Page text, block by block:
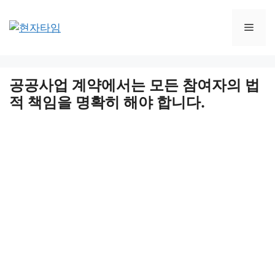
공공사업 계약에서는 모든 참여자의 법
적 책임을 명확히 해야 합니다.